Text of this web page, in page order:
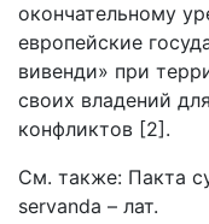
окончательному
европейские
вивенди» при
своих владений
конфликтов [2].
См. также: Пакта
servanda – лат.